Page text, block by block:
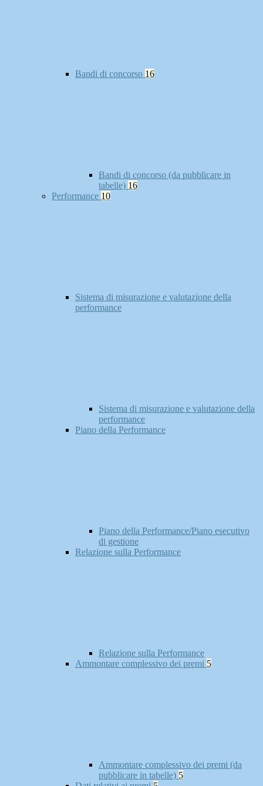
Bandi di concorso 16
Bandi di concorso (da pubblicare in
tabelle) 16
Performance 10
Sistema di misurazione e valutazione della
performance
Sistema di misurazione e valutazione della
performance
Piano della Performance
Piano della Performance/Piano esecutivo
di gestione
Relazione sulla Performance
Relazione sulla Performance
Ammontare complessivo dei premi 5
Ammontare complessivo dei premi (da
pubblicare in tabelle) 5